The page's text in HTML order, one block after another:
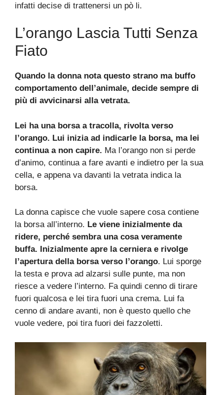
infatti decise di trattenersi un pò li.
L’orango Lascia Tutti Senza
Fiato
Quando la donna nota questo strano ma buffo
comportamento dell’animale, decide sempre di
più di avvicinarsi alla vetrata.
Lei ha una borsa a tracolla, rivolta verso
l’orango. Lui inizia ad indicarle la borsa, ma lei
continua a non capire. Ma l’orango non si perde
d’animo, continua a fare avanti e indietro per la sua
cella, e appena va davanti la vetrata indica la
borsa.
La donna capisce che vuole sapere cosa contiene
la borsa all’interno. Le viene inizialmente da
ridere, perché sembra una cosa veramente
buffa. Inizialmente apre la cerniera e rivolge
l’apertura della borsa verso l’orango. Lui sporge
la testa e prova ad alzarsi sulle punte, ma non
riesce a vedere l’interno. Fa quindi cenno di tirare
fuori qualcosa e lei tira fuori una crema. Lui fa
cenno di andare avanti, non è questo quello che
vuole vedere, poi tira fuori dei fazzoletti.